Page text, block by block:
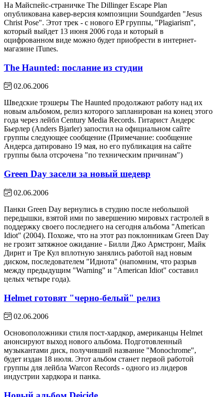
На Майспейс-страничке The Dillinger Escape Plan
опубликована кавер-версия композиции Soundgarden "Jesus
Christ Pose". Этот трек - с нового EP группы, "Plagiarism",
который выйдет 13 июня 2006 года и который в
оцифрованном виде можно будет приобрести в интернет-
магазине iTunes.
The Haunted: послание из студии
02.06.2006
Шведские трэшеры The Haunted продолжают работу над их
новым альбомом, релиз которого запланирован на конец этого
года через лейбл Century Media Records. Гитарист Андерс
Бьерлер (Anders Bjarler) запостил на официальном сайте
группы следующее сообщение (Примечание: сообщение
Андерса датировано 19 мая, но его публикация на сайте
группы была отсрочена "по техническим причинам")
Green Day засели за новый шедевр
02.06.2006
Панки Green Day вернулись в студию после небольшой
передышки, взятой ими по завершению мировых гастролей в
поддержку своего последнего на сегодня альбома "American
Idiot" (2004). Похоже, что на этот раз поклонникам Green Day
не грозит затяжное ожидание - Билли Джо Армстронг, Майк
Дирнт и Тре Кул вплотную занялись работой над новым
диском, последователем "Идиота" (напомним, что разрыв
между предыдущим "Warning" и "American Idiot" составил
целых четыре года).
Helmet готовят "черно-белый" релиз
02.06.2006
Основоположники стиля пост-хардкор, американцы Helmet
анонсируют выход нового альбома. Подготовленный
музыкантами диск, получивший название "Monochrome",
будет издан 18 июля. Этот альбом станет первой работой
группы для лейбла Warcon Records - одного из лидеров
индустрии хардкора и панка.